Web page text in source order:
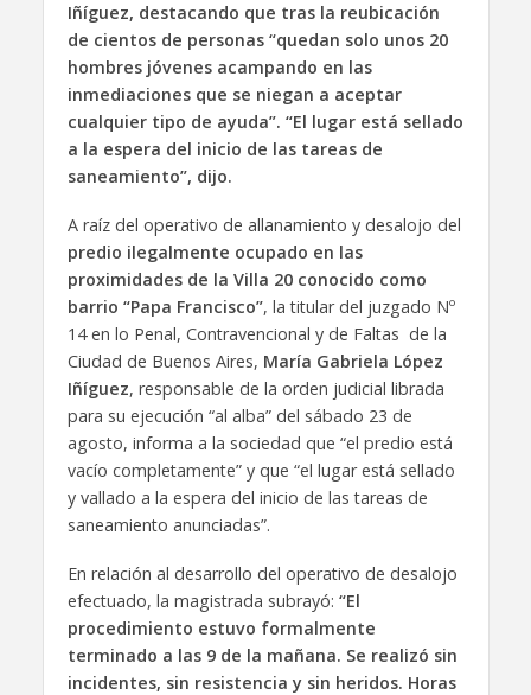
Iñíguez, destacando que tras la reubicación
de cientos de personas “quedan solo unos 20
hombres jóvenes acampando en las
inmediaciones que se niegan a aceptar
cualquier tipo de ayuda”. “El lugar está sellado
a la espera del inicio de las tareas de
saneamiento”, dijo.
A raíz del operativo de allanamiento y desalojo del
predio ilegalmente ocupado en las
proximidades de la Villa 20 conocido como
barrio “Papa Francisco”, la titular del juzgado Nº
14 en lo Penal, Contravencional y de Faltas de la
Ciudad de Buenos Aires, María Gabriela López
Iñíguez, responsable de la orden judicial librada
para su ejecución “al alba” del sábado 23 de
agosto, informa a la sociedad que “el predio está
vacío completamente” y que “el lugar está sellado
y vallado a la espera del inicio de las tareas de
saneamiento anunciadas”.
En relación al desarrollo del operativo de desalojo
efectuado, la magistrada subrayó: “El
procedimiento estuvo formalmente
terminado a las 9 de la mañana. Se realizó sin
incidentes, sin resistencia y sin heridos. Horas